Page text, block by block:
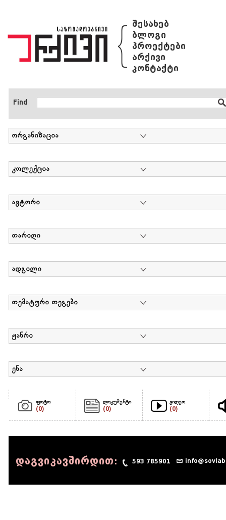
{ შესახებ
ბლოგი
პროექტები
არქივი
კონტაქტი
Find
ორგანიზაცია
კოლექცია
ავტორი
თარიღი
ადგილი
თემატური თეგები
ჟანრი
ენა
ფოტო
(0)
დოკუმენტი
(0)
ვიდეო
(0)
დაგვიკავშირდით: 593 785901